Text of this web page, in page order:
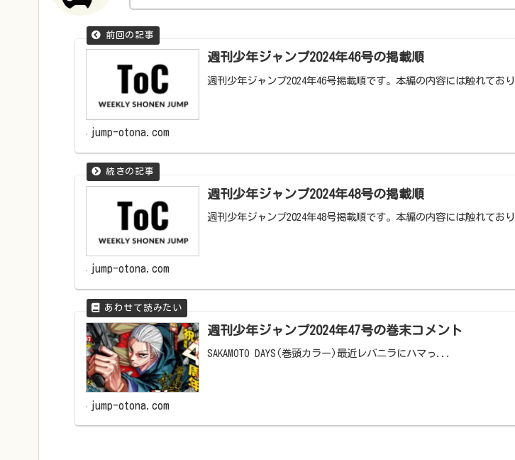
週刊少年ジャンプ2024年46号の掲載順
週刊少年ジャンプ2024年46号掲載順です。本編の内容には触れており
jump-otona.com
週刊少年ジャンプ2024年48号の掲載順
週刊少年ジャンプ2024年48号掲載順です。本編の内容には触れており
jump-otona.com
週刊少年ジャンプ2024年47号の巻末コメント
SAKAMOTO DAYS(巻頭カラー)最近レバニラにハマっ...
jump-otona.com